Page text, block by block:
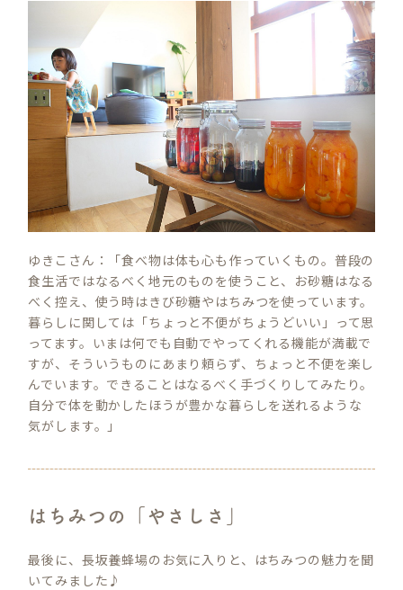
ゆきこさん：「食べ物は体も心も作っていくもの。普段の
食生活ではなるべく地元のものを使うこと、お砂糖はなる
べく控え、使う時はきび砂糖やはちみつを使っています。
暮らしに関しては「ちょっと不便がちょうどいい」って思
ってます。いまは何でも自動でやってくれる機能が満載で
すが、そういうものにあまり頼らず、ちょっと不便を楽し
んでいます。できることはなるべく手づくりしてみたり。
自分で体を動かしたほうが豊かな暮らしを送れるような
気がします。」
はちみつの「やさしさ」
最後に、長坂養蜂場のお気に入りと、はちみつの魅力を聞
いてみました♪